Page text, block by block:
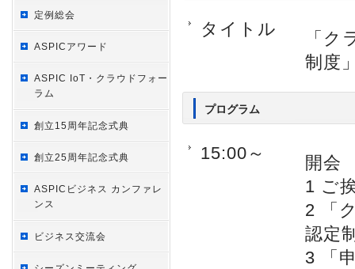
定例総会
ASPICアワード
ASPIC IoT・クラウドフォー
ラム
創立15周年記念式典
創立25周年記念式典
ASPICビジネス カンファレ
ンス
ビジネス交流会
タイトル
「
制度
プログラム
15:00～
開会
1 ご
2 「
認定
3 「